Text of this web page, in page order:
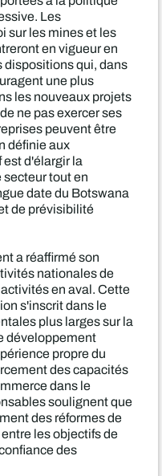
Les
sur les mines et les
en vigueur en
qui, dans
une plus
les nouveaux projets
ne pas exercer ses
peuvent être
définie aux
d'élargir la
tout en
date du Botswana
de prévisibilité
a réaffirmé son
nationales de
en aval. Cette
s'inscrit dans le
plus larges sur la
développement
propre du
des capacités
dans le
soulignent que
des réformes de
les objectifs de
des